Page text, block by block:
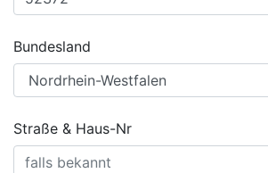
Bundesland
Straße & Haus-Nr